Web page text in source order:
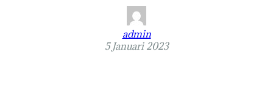
admin
5 Januari 2023